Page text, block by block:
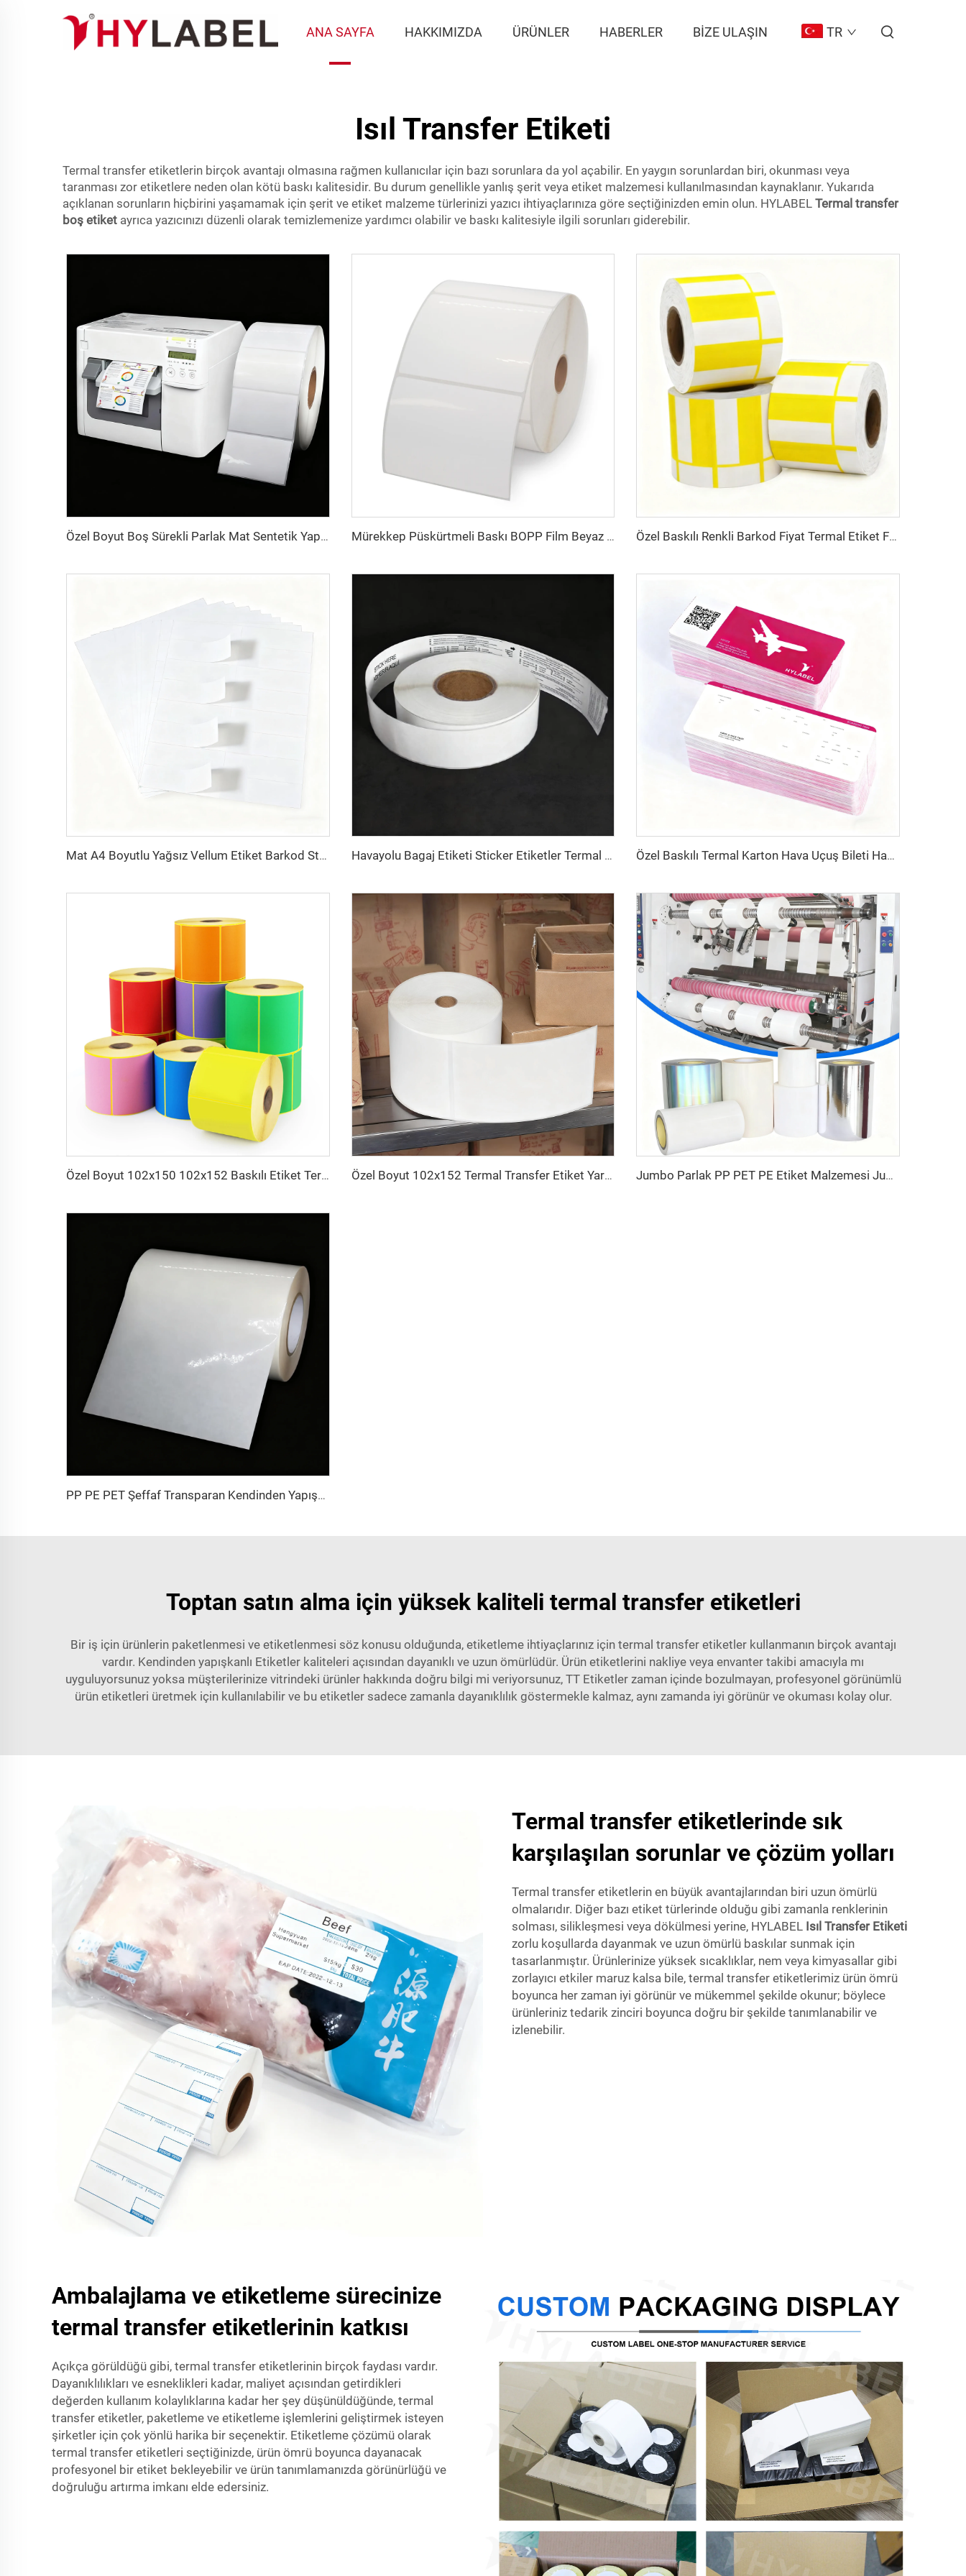
ANA SAYFA HAKKIMIZDA ÜRÜNLER HABERLER BIZE ULAŞIN TR
Isıl Transfer Etiketi
Termal transfer etiketlerin birçok avantajı olmasına rağmen kullanıcılar için bazı sorunlara da yol açabilir. En yaygın sorunlardan biri, okunması veya
taranması zor etiketlere neden olan kötü baskı kalitesidir. Bu durum genellikle yanlış şerit veya etiket malzemesi kullanılmasından kaynaklanır. Yukarıda
açıklanan sorunların hiçbirini yaşamamak için şerit ve etiket malzeme türlerinizi yazıcı ihtiyaçlarınıza göre seçtiğinizden emin olun. HYLABEL Termal transfer
boş etiket ayrıca yazıcınızı düzenli olarak temizlemenize yardımcı olabilir ve baskı kalitesiyle ilgili sorunları giderebilir.
Özel Boyut Boş Sürekli Parlak Mat Sentetik Yapışkanlı Mürekkep Püskürtmeli Etiket Rulosu 102 mm 216 mm Mürekkep Püskürtmeli Sticker Mürekkep Püskürtmeli Baskı BOPP Film Beyaz BOPP Etiketler PP Sticker Sentetik Kağıt Dondurucu Etiket Sticker Özel Baskılı Renkli Barkod Fiyat Termal Etiket Fiyat Etiketi Termal Üst Karton Kağıt Süpermarket İçin
Mat A4 Boyutlu Yağsız Vellum Etiket Barkod Sticker Etiket 8.5x11inç A4 Etiket Sayfası Lazer Yazıcı ve Mürekkep Püskürtmeli Yazıcı İçin Havayolu Bagaj Etiketi Sticker Etiketler Termal Sentetik Kağıt Doğrudan Termal BOPP Film Bagaj Etiketi Bagaj Etiketleri İçin Özel Baskılı Termal Karton Hava Uçuş Bileti Havayolu Bileti Bindirme Girişi Kağıt Uçuş Biletleri
Özel Boyut 102x150 102x152 Baskılı Etiket Termal Transfer Kargo Sticker Yapışkanlı Etiket 4x6 İnç Sevkiyat Termal Renkli Etiket Özel Boyut 102x152 Termal Transfer Etiket Yarı Parlak Kağıt Transfer Yapışkanlı Kargo Etiketi 4x6 Sevkiyat Termal Etiket Sticker Jumbo Parlak PP PET PE Etiket Malzemesi Jumbo Film Kendinden Yapışkanlı Kağıt Polietilen Çıkartma Stok Sentetik Etiket Jumbo Rulo
PP PE PET Şeffaf Transparan Kendinden Yapışkanlı Sentetik Film Malzeme Etiket Kağıdı Jumbo Rulo
Toptan satın alma için yüksek kaliteli termal transfer etiketleri
Bir iş için ürünlerin paketlenmesi ve etiketlenmesi söz konusu olduğunda, etiketleme ihtiyaçlarınız için termal transfer etiketler kullanmanın birçok avantajı
vardır. Kendinden yapışkanlı Etiketler kaliteleri açısından dayanıklı ve uzun ömürlüdür. Ürün etiketlerini nakliye veya envanter takibi amacıyla mı
uyguluyorsunuz yoksa müşterilerinize vitrindeki ürünler hakkında doğru bilgi mi veriyorsunuz, TT Etiketler zaman içinde bozulmayan, profesyonel görünümlü
ürün etiketleri üretmek için kullanılabilir ve bu etiketler sadece zamanla dayanıklılık göstermekle kalmaz, aynı zamanda iyi görünür ve okuması kolay olur.
Termal transfer etiketlerinde sık
karşılaşılan sorunlar ve çözüm yolları
Termal transfer etiketlerin en büyük avantajlarından biri uzun ömürlü
olmalarıdır. Diğer bazı etiket türlerinde olduğu gibi zamanla renklerinin
solması, silikleşmesi veya dökülmesi yerine, HYLABEL Isıl Transfer Etiketi
zorlu koşullarda dayanmak ve uzun ömürlü baskılar sunmak için
tasarlanmıştır. Ürünlerinize yüksek sıcaklıklar, nem veya kimyasallar gibi
zorlayıcı etkiler maruz kalsa bile, termal transfer etiketlerimiz ürün ömrü
boyunca her zaman iyi görünür ve mükemmel şekilde okunur; böylece
ürünleriniz tedarik zinciri boyunca doğru bir şekilde tanımlanabilir ve
izlenebilir.
Ambalajlama ve etiketleme sürecinize
termal transfer etiketlerinin katkısı
Açıkça görüldüğü gibi, termal transfer etiketlerinin birçok faydası vardır.
Dayanıklılıkları ve esneklikleri kadar, maliyet açısından getirdikleri
değerden kullanım kolaylıklarına kadar her şey düşünüldüğünde, termal
transfer etiketler, paketleme ve etiketleme işlemlerini geliştirmek isteyen
şirketler için çok yönlü harika bir seçenektir. Etiketleme çözümü olarak
termal transfer etiketleri seçtiğinizde, ürün ömrü boyunca dayanacak
profesyonel bir etiket bekleyebilir ve ürün tanımlamanızda görünürlüğü ve
doğruluğu artırma imkanı elde edersiniz.